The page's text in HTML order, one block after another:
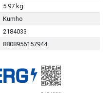
5.97 kg
Kumho
2184033
8808956157944